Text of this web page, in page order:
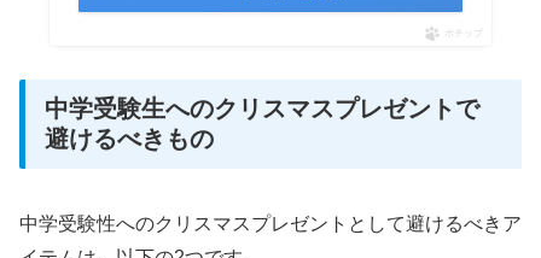
ポチップ
中学受験生へのクリスマスプレゼントで
避けるべきもの
中学受験性へのクリスマスプレゼントとして避けるべきア